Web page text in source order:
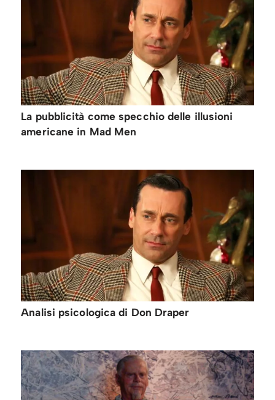
La pubblicità come specchio delle illusioni
americane in Mad Men
Analisi psicologica di Don Draper